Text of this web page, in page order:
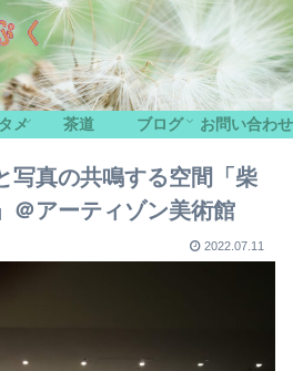
メ 茶道 ブログ お問い合わせ
写真の共鳴する空間「柴
＠アーティゾン美術館
2022.07.11